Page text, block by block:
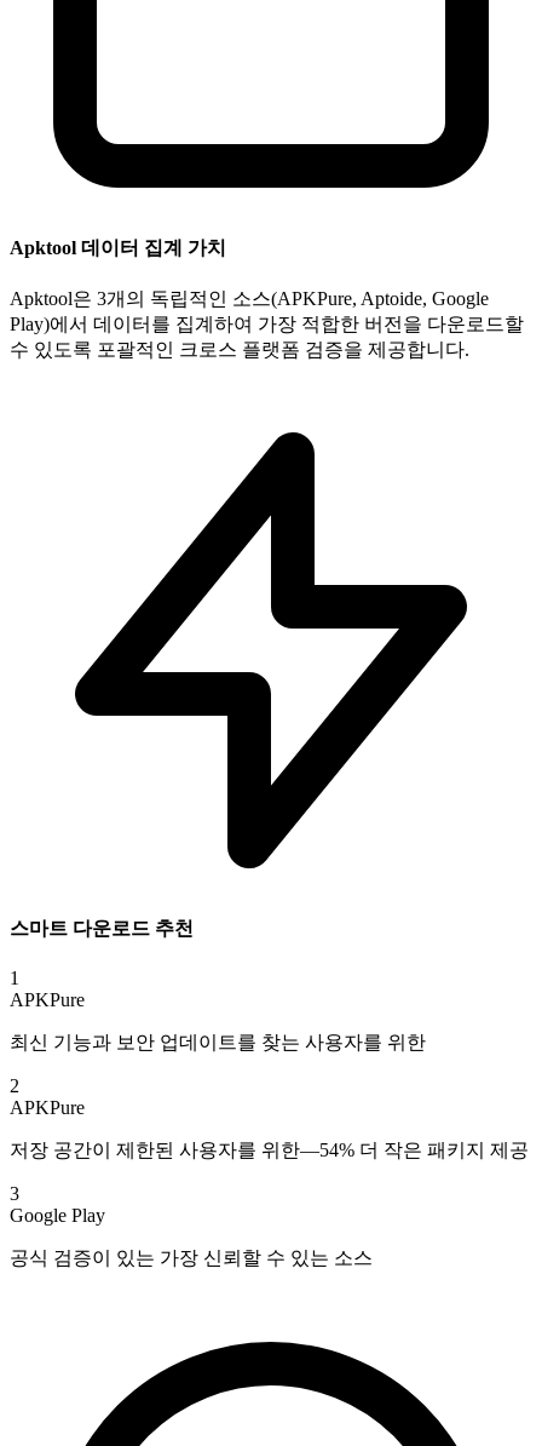
Apktool 데이터 집계 가치
Apktool은 3개의 독립적인 소스(APKPure, Aptoide, Google
Play)에서 데이터를 집계하여 가장 적합한 버전을 다운로드할
수 있도록 포괄적인 크로스 플랫폼 검증을 제공합니다.
스마트 다운로드 추천
1
APKPure
최신 기능과 보안 업데이트를 찾는 사용자를 위한
2
APKPure
저장 공간이 제한된 사용자를 위한—54% 더 작은 패키지 제공
3
Google Play
공식 검증이 있는 가장 신뢰할 수 있는 소스